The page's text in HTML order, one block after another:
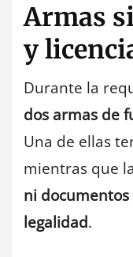
Armas
y
Durante la
dos armas de
Una de ellas
mientras que
ni
legalidad.